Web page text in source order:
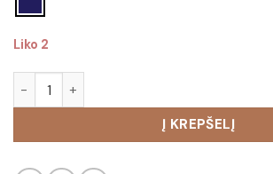
Liko 2
Į KREPŠELĮ